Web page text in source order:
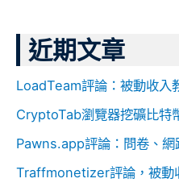
關
字
:
近期文章
LoadTeam評論：被動收入
CryptoTab瀏覽器挖礦比特
Pawns.app評論：問卷、網
Traffmonetizer評論，被動